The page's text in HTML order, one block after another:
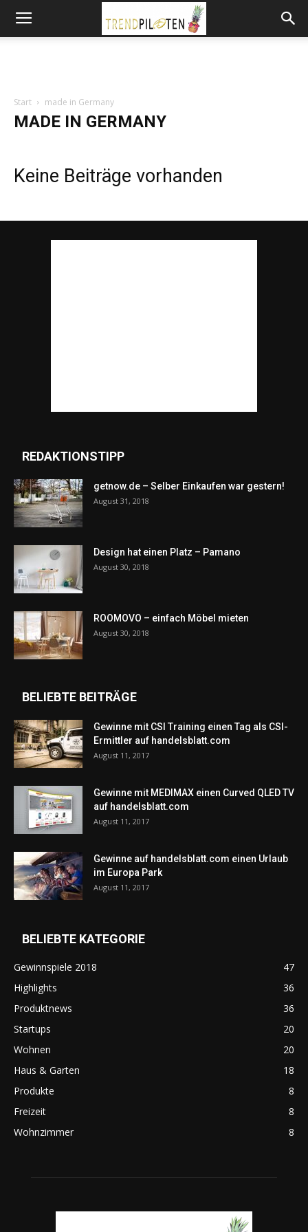
Start made in Germany
MADE IN GERMANY
Keine Beiträge vorhanden
REDAKTIONSTIPP
getnow.de – Selber Einkaufen war gestern!
August 31, 2018
Design hat einen Platz – Pamano
August 30, 2018
ROOMOVO – einfach Möbel mieten
August 30, 2018
BELIEBTE BEITRÄGE
Gewinne mit CSI Training einen Tag als CSI-
Ermittler auf handelsblatt.com
August 11, 2017
Gewinne mit MEDIMAX einen Curved QLED TV
auf handelsblatt.com
August 11, 2017
Gewinne auf handelsblatt.com einen Urlaub
im Europa Park
August 11, 2017
BELIEBTE KATEGORIE
Gewinnspiele 2018
47
Highlights
36
Produktnews
36
Startups
20
Wohnen
20
Haus & Garten
18
Produkte
8
Freizeit
8
Wohnzimmer
8